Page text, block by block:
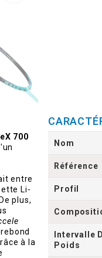
700
entre
Li-
plus,
à la
Nom
Référence
Profil
Intervalle
Poids